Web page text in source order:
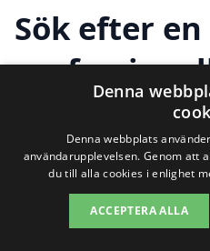
Sök efter en
andra
Skillinge
Denna
Denna webbplats
användarupplevelsen. Genom att
du till alla cookies i enlighet
ACCEPTERA ALLA